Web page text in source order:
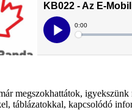
megszokhattátok,
táblázatokkal, kapcsolódó